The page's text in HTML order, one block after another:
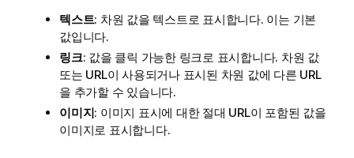
텍스트: 차원 값을 텍스트로 표시합니다. 이는 기본
값입니다.
링크: 값을 클릭 가능한 링크로 표시합니다. 차원 값
또는 URL이 사용되거나 표시된 차원 값에 다른 URL
을 추가할 수 있습니다.
이미지: 이미지 표시에 대한 절대 URL이 포함된 값을
이미지로 표시합니다.